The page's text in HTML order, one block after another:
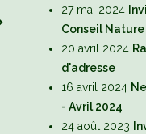
27 mai 2024
Conseil Nature
20 avril 2024
d'adresse
16 avril 2024
- Avril 2024
24 août 2023